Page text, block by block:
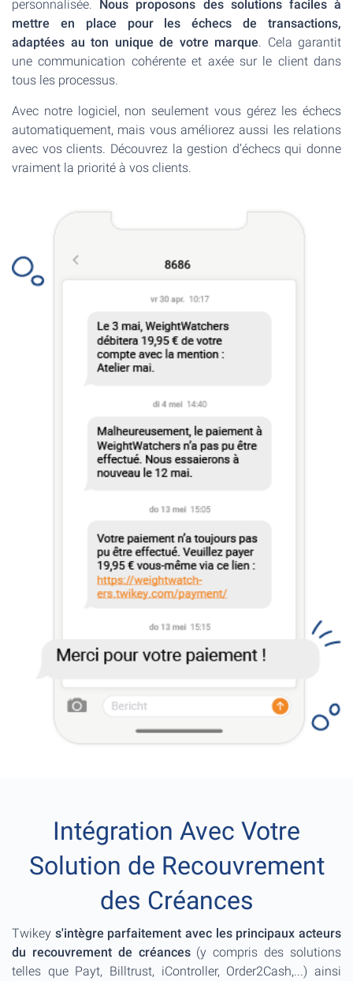
personnalisée.
Nous proposons des solutions faciles à
mettre en place pour les échecs de transactions,
adaptées au ton unique de votre marque . Cela garantit
une communication cohérente et axée sur le client dans
tous les processus.
Avec notre logiciel, non seulement vous gérez les échecs
automatiquement, mais vous améliorez aussi les relations
avec vos clients. Découvrez la gestion d’échecs qui donne
vraiment la priorité à vos clients.
Intégration Avec Votre
Solution de Recouvrement
des Créances
Twikey s'intègre parfaitement avec les principaux acteurs
du recouvrement de créances(y compris des solutions
telles que Payt, Billtrust, iController, Order2Cash,...) ainsi